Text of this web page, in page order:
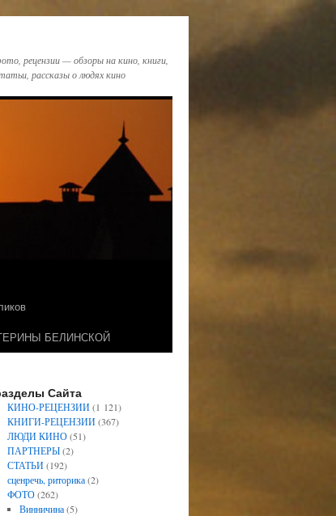
рецензии — обзоры на кино, книги,
рассказы о людях кино
БЕЛИНСКОЙ
Сайта
КИНО-РЕЦЕНЗИИ(1 121)
КНИГИ-РЕЦЕНЗИИ(367)
ЛЮДИ КИНО(51)
ПАРТНЕРЫ(2)
СТАТЬИ(192)
сценречь, риторика(2)
ФОТО(262)
Винничина(5)